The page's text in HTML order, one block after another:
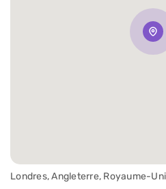
Londres, Angleterre, Royaume-